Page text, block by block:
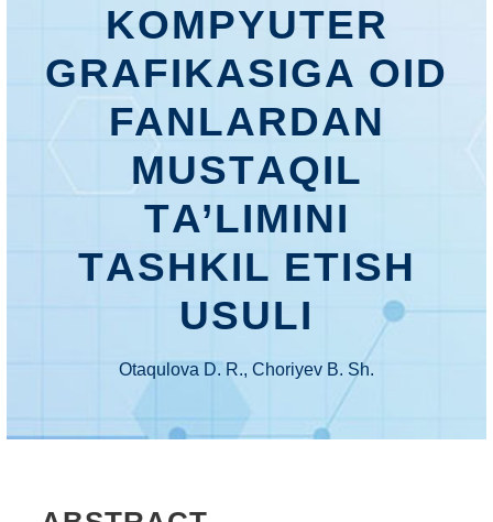
KOMPYUTER
GRAFIKASIGA OID
FANLARDAN
MUSTАQIL
TА’LIMINI
TАSHKIL ЕTISH
USULI
Otaqulova D. R., Choriyev B. Sh.